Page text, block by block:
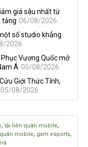
đoạt doanh thu
giá sâu nhất từ
tảng 06/08/2026
số studio khẳng
2026
Vương Quốc mở
Á 05/08/2026
Giới Thức Tỉnh,
05/08/2026
, tải liên quân mobile,
mobile, gam esports,